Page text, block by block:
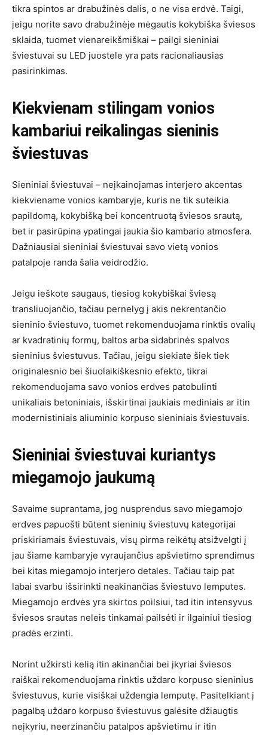
tikra spintos ar drabužinės dalis, o ne visa erdvė. Taigi,
jeigu norite savo drabužinėje mėgautis kokybiška šviesos
sklaida, tuomet vienareikšmiškai – pailgi sieniniai
šviestuvai su LED juostele yra pats racionaliausias
pasirinkimas.
Kiekvienam stilingam vonios
kambariui reikalingas sieninis
šviestuvas
Sieniniai šviestuvai – neįkainojamas interjero akcentas
kiekviename vonios kambaryje, kuris ne tik suteikia
papildomą, kokybišką bei koncentruotą šviesos srautą,
bet ir pasirūpina ypatingai jaukia šio kambario atmosfera.
Dažniausiai sieniniai šviestuvai savo vietą vonios
patalpoje randa šalia veidrodžio.
Jeigu ieškote saugaus, tiesiog kokybiškai šviesą
transliuojančio, tačiau pernelyg į akis nekrentančio
sieninio šviestuvo, tuomet rekomenduojama rinktis ovalių
ar kvadratinių formų, baltos arba sidabrinės spalvos
sieninius šviestuvus. Tačiau, jeigu siekiate šiek tiek
originalesnio bei šiuolaikiškesnio efekto, tikrai
rekomenduojama savo vonios erdves patobulinti
unikaliais betoniniais, išskirtinai jaukiais mediniais ar itin
modernistiniais aliuminio korpuso sieniniais šviestuvais.
Sieniniai šviestuvai kuriantys
miegamojo jaukumą
Savaime suprantama, jog nusprendus savo miegamojo
erdves papuošti būtent sieninių šviestuvų kategorijai
priskiriamais šviestuvais, visų pirma reikėtų atsižvelgti į
jau šiame kambaryje vyraujančius apšvietimo sprendimus
bei kitas miegamojo interjero detales. Tačiau taip pat
labai svarbu išsirinkti neakinančias šviestuvo lemputes.
Miegamojo erdvės yra skirtos poilsiui, tad itin intensyvus
šviesos srautas neleis tinkamai pailsėti ir ilgainiui tiesiog
pradės erzinti.
Norint užkirsti kelią itin akinančiai bei įkyriai šviesos
raiškai rekomenduojama rinktis uždaro korpuso sieninius
šviestuvus, kurie visiškai uždengia lemputę. Pasitelkiant į
pagalbą uždaro korpuso šviestuvus galėsite džiaugtis
neįkyriu, neerzinančiu patalpos apšvietimu ir itin